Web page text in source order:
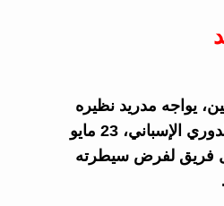
يواجه مدريد نظيره
أتلتيك ضمن جولات الدوري الإسباني، 23 مايو
كل فريق لفرض سيطرته